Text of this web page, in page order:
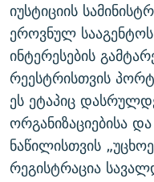
იუსტიციის
ეროვნულ
ინტერესების
რეესტრისთვის
ეს ეტაპიც
ორგანიზაციებისა
ნაწილისთვის
რეგისტრაცია